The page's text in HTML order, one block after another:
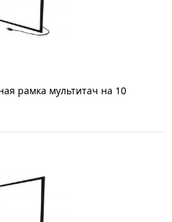
рамка мультитач на 10